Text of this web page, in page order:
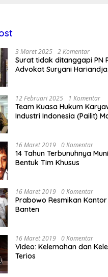
3 Maret 2025 2 Komentar
Surat tidak ditanggapi PN
Advokat Suryani
12 Februari 2025 1 Komentar
Team Kuasa Hukum
Industri Indonesia (Pailit)
16 Maret 2019 0 Komentar
14 Tahun Terbunuhnya
Bentuk Tim Khusus
16 Maret 2019 0 Komentar
Prabowo Resmikan
Banten
16 Maret 2019 0 Komentar
Video: Kelemahan dan
Terios